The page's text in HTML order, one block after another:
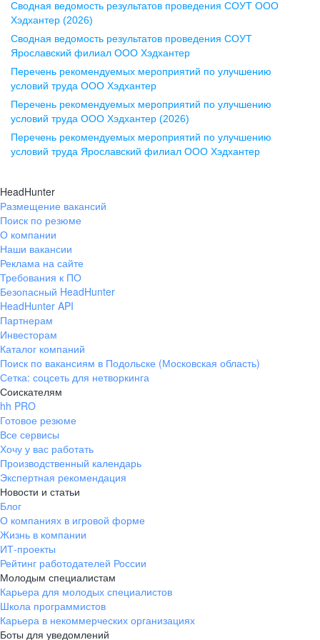
ул. Комиссаржевской, д. 10,
офис 1212
+7 473 280-05-05
pr@vrn.hh.ru
ул. Спартаковская, д. 2А, этаж 3,
помещение 15
+7 843 212-12-50
Екатеринбург
ул. Боевых Дружин, стр. 20,
+7 343 226-79-99
pr@ural.hh.ru
ул. Янковского, д. 169, 7 этаж,
706 каб.
+7 861 205-55-57
pr@krd.hh.ru
Владивосток
пер. Ланинский д. 4, офис 3.4
+7 423 202-33-28
pr@dv.hh.ru
Новосибирск
ул. Большевистская, д. 35,
помещение 21
+7 383 207-94-64
pr@nsk.hh.ru
Минск
Сводная ведомость результатов проведения СОУТ ООО
Хэдхантер (2026)
Сводная ведомость результатов проведения СОУТ
Ярославский филиал ООО Хэдхантер
Перечень рекомендуемых мероприятий по улучшению
условий труда ООО Хэдхантер
Перечень рекомендуемых мероприятий по улучшению
условий труда ООО Хэдхантер (2026)
Перечень рекомендуемых мероприятий по улучшению
условий труда Ярославский филиал ООО Хэдхантер
HeadHunter
Размещение вакансий
Поиск по резюме
О компании
Наши вакансии
Реклама на сайте
Требования к ПО
Безопасный HeadHunter
HeadHunter API
Партнерам
Инвесторам
Каталог компаний
Поиск по вакансиям в Подольске (Московская область)
Сетка: соцсеть для нетворкинга
Соискателям
hh PRO
Готовое резюме
Все сервисы
Хочу у вас работать
Производственный календарь
Экспертная рекомендация
Новости и статьи
Блог
О компаниях в игровой форме
Жизнь в компании
ИТ-проекты
Рейтинг работодателей России
Молодым специалистам
Карьера для молодых специалистов
Школа программистов
Карьера в некоммерческих организациях
Боты для уведомлений